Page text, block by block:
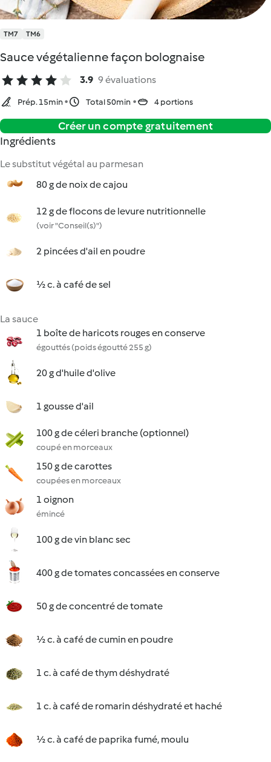
TM7 TM6
Sauce végétalienne façon bolognaise
3.9 9 évaluations
Prép. 15min Total 50min 4 portions
Créer un compte gratuitement
Ingrédients
Le substitut végétal au parmesan
80 g de noix de cajou
12 g de flocons de levure nutritionnelle
(voir "Conseil(s)")
2 pincées d'ail en poudre
½ c. à café de sel
La sauce
1 boîte de haricots rouges en conserve
égouttés (poids égoutté 255 g)
20 g d'huile d'olive
1 gousse d'ail
100 g de céleri branche (optionnel)
coupé en morceaux
150 g de carottes
coupées en morceaux
1 oignon
émincé
100 g de vin blanc sec
400 g de tomates concassées en conserve
50 g de concentré de tomate
½ c. à café de cumin en poudre
1 c. à café de thym déshydraté
1 c. à café de romarin déshydraté et haché
½ c. à café de paprika fumé, moulu